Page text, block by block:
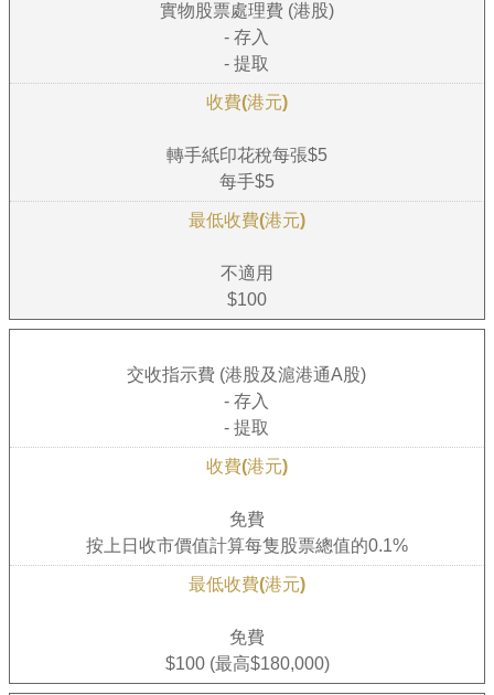
實物股票處理費 (港股)
- 存入
- 提取
轉手紙印花稅每張$5
每手$5
不適用
$100
交收指示費 (港股及滬港通A股)
- 存入
- 提取
免費
按上日收市價值計算每隻股票總值的0.1%
免費
$100 (最高$180,000)